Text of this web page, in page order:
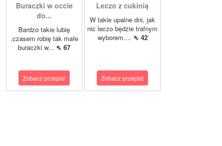
Buraczki w occie
do...
Bardzo takie lubię
,czasem robię tak małe
buraczki w... ⇖ 67
Zobacz przepis!
Leczo z cukinią
W takie upalne dni, jak
nic leczo będzie trafnym
wyborem.... ⇖ 42
Zobacz przepis!